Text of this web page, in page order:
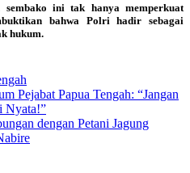
sembako ini tak hanya memperkuat
bahwa Polri hadir sebagai
hukum.
Pejabat Papua Tengah: “Jangan
Nyata!”
dengan Petani Jagung